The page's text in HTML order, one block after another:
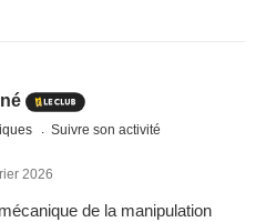
Suivre son activité
2026
de la manipulation